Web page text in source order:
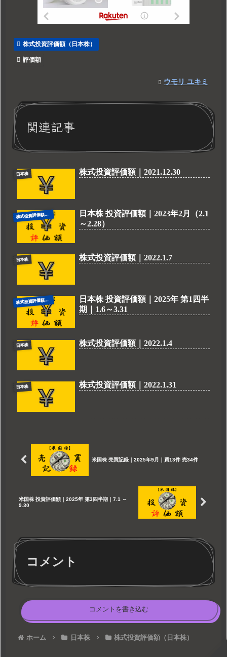
株式投資評価額（日本株）
評価額
ウモリ ユキミ
関連記事
日本株 株式投資評価額｜2021.12.30
株式投資評価額（日本株）
日本株 投資評価額｜2023年2月（2.1
～2.28）
日本株 株式投資評価額｜2022.1.7
株式投資評価額（日本株）
日本株 投資評価額｜2025年 第1四半
期｜1.6～3.31
日本株 株式投資評価額｜2022.1.4
日本株 株式投資評価額｜2022.1.31
米国株 売買記録｜2025年9月｜買13件 売34件
米国株 投資評価額｜2025年 第3四半期｜7.1 ～
9.30
コメント
コメントを書き込む
ホーム 日本株 株式投資評価額（日本株）